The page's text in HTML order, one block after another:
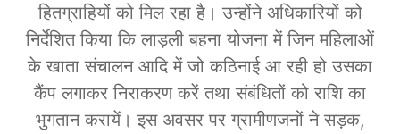
हितग्राहियों को मिल रहा है। उन्होंने अधिकारियों को
निर्देशित किया कि लाड़ली बहना योजना में जिन महिलाओं
के खाता संचालन आदि में जो कठिनाई आ रही हो उसका
कैंप लगाकर निराकरण करें तथा संबंधितों को राशि का
भुगतान करायें। इस अवसर पर ग्रामीणजनों ने सड़क,